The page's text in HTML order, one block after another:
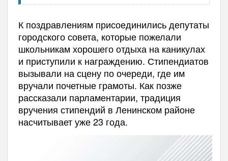
К поздравлениям присоединились депутаты
городского совета, которые пожелали
школьникам хорошего отдыха на каникулах
и приступили к награждению. Стипендиатов
вызывали на сцену по очереди, где им
вручали почетные грамоты. Как позже
рассказали парламентарии, традиция
вручения стипендий в Ленинском районе
насчитывает уже 23 года.